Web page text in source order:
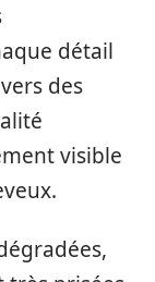
détail
des
visible